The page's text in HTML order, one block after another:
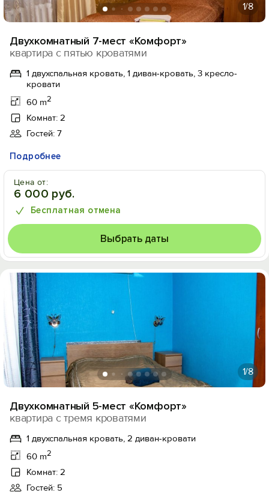
1/8
Двухкомнатный 7-мест «Комфорт»
квартира с пятью кроватями
1 двухспальная кровать, 1 диван-кровать, 3 кресло-
кровати
60 m2
Комнат: 2
Гостей: 7
Подробнее
Цена от:
6 000 руб.
Бесплатная отмена
Выбрать даты
1/8
Двухкомнатный 5-мест «Комфорт»
квартира с тремя кроватями
1 двухспальная кровать, 2 диван-кровати
60 m2
Комнат: 2
Гостей: 5